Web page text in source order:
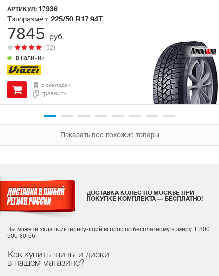
АРТИКУЛ: 17936
в наличии
(52)
Типоразмер: 225/50 R17 94T
в закладки
сравнить
7845 руб.
Показать все похожие товары
Как купить шины и диски
в нашем магазине?
ДОСТАВКА КОЛЕС ПО МОСКВЕ ПРИ
ПОКУПКЕ КОМПЛЕКТА — БЕСПЛАТНО!
Вы можете задать интересующий вопрос по бесплатному номеру: 8 800
500-80-66.